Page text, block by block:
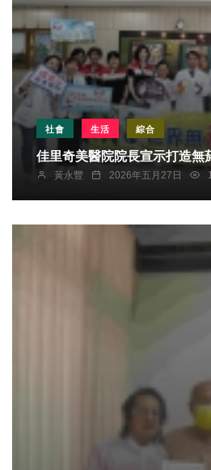
社會 生活 綜合
佳里奇美醫院院長宣示打造無
黃永豐 2026年五月27日